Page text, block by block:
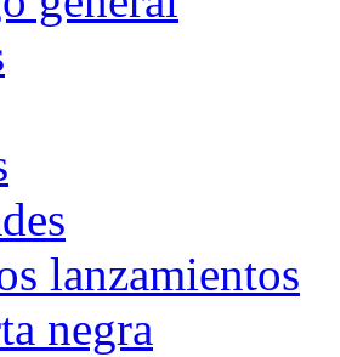
lanzamientos
negra